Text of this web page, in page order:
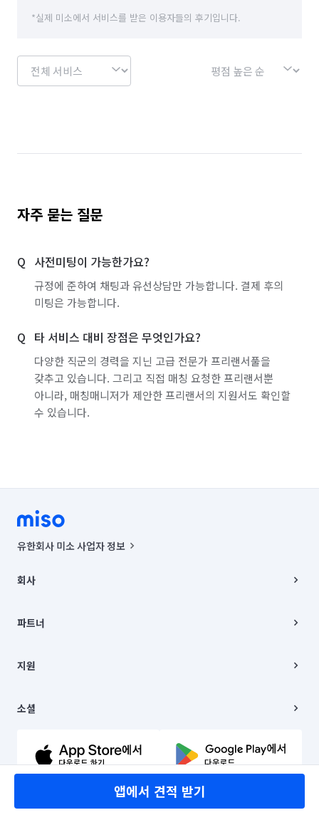
*실제 미소에서 서비스를 받은 이용자들의 후기입니다.
자주 묻는 질문
사전미팅이 가능한가요?
규정에 준하여 채팅과 유선상담만 가능합니다. 결제 후의
미팅은 가능합니다.
타 서비스 대비 장점은 무엇인가요?
다양한 직군의 경력을 지닌 고급 전문가 프리랜서풀을
갖추고 있습니다. 그리고 직접 매칭 요청한 프리랜서뿐
아니라, 매칭매니저가 제안한 프리랜서의 지원서도 확인할
수 있습니다.
앱에서 견적 받기
유한회사 미소 사업자 정보
00019 |
주소 | 본사: 서울특별시 종로구 율곡로 6(중학동, 트윈트리빌딩) B동 5층
컨택센터 : 서울특별시 종로구 수송동 율곡로 24, 7층, 8층 미소
상품, 상품정보, 거래에 관한 의무와 책임은 거래당사자에게 있습니다.
언론 보도 관련 문의:
© 유한회사 미소. Miso, Inc. All Rights Reserved.
회사
채용
파트너
이사
지원
이용약관
문의하기
소셜
유튜브